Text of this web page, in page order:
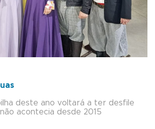
deste ano voltará a ter desfile
acontecia desde 2015